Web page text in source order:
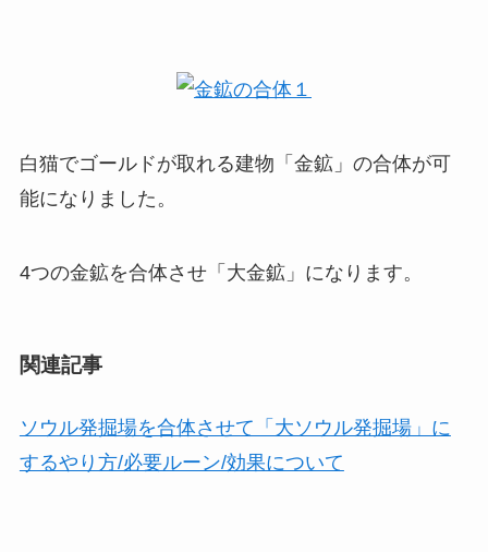
白猫でゴールドが取れる建物「金鉱」の合体が可
能になりました。
4つの金鉱を合体させ「大金鉱」になります。
関連記事
ソウル発掘場を合体させて「大ソウル発掘場」に
するやり方/必要ルーン/効果について